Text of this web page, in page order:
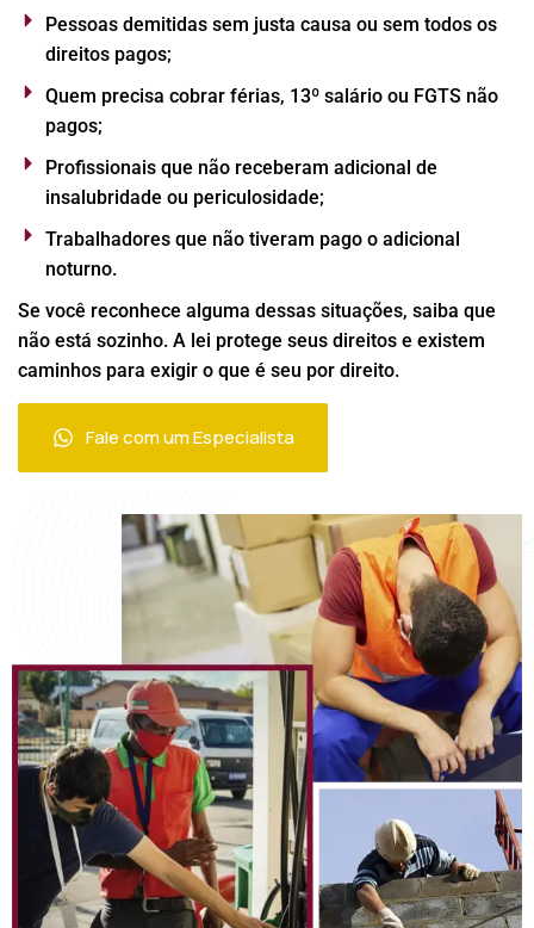
Pessoas demitidas sem justa causa ou sem todos os
direitos pagos;
Quem precisa cobrar férias, 13º salário ou FGTS não
pagos;
Profissionais que não receberam adicional de
insalubridade ou periculosidade;
Trabalhadores que não tiveram pago o adicional
noturno.
Se você reconhece alguma dessas situações, saiba que
não está sozinho. A lei protege seus direitos e existem
caminhos para exigir o que é seu por direito.
Fale com um Especialista